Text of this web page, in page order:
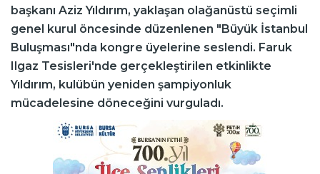
başkanı Aziz Yıldırım, yaklaşan olağanüstü seçimli
genel kurul öncesinde düzenlenen "Büyük İstanbul
Buluşması"nda kongre üyelerine seslendi. Faruk
Ilgaz Tesisleri'nde gerçekleştirilen etkinlikte
Yıldırım, kulübün yeniden şampiyonluk
mücadelesine döneceğini vurguladı.